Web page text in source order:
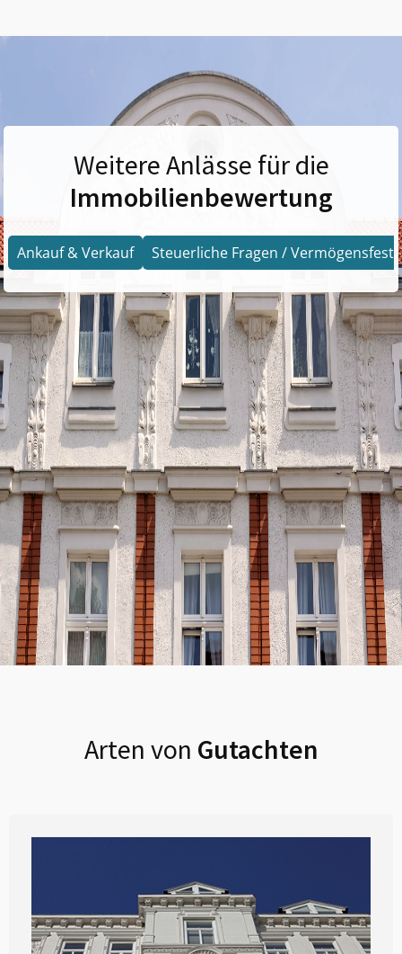
Weitere Anlässe für die
Immobilienbewertung
Ankauf & Verkauf Steuerliche Fragen /
Arten von Gutachten